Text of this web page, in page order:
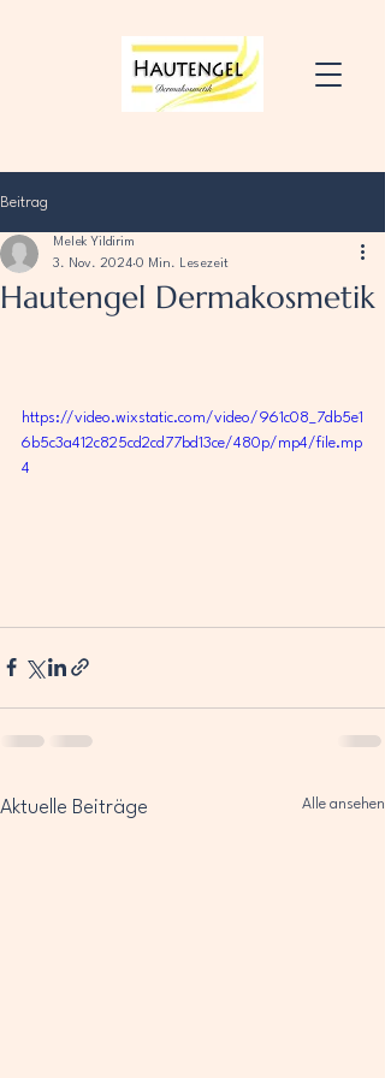
Beitrag
Hautengel Dermakosmetik
Melek Yildirim
3. Nov. 2024 0 Min. Lesezeit
https://video.wixstatic.com/video/961c08_7db5e1
6b5c3a412c825cd2cd77bd13ce/480p/mp4/file.mp
4
Aktuelle Beiträge Alle ansehen